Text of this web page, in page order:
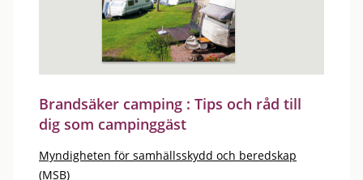
Brandsäker camping : Tips och råd till
dig som campinggäst
Myndigheten för samhällsskydd och beredskap
(MSB)